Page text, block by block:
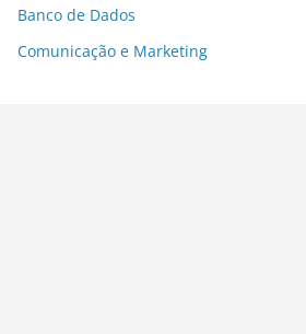
Banco de Dados
Comunicação e Marketing